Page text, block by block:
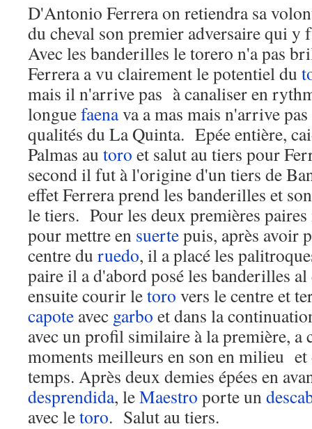
D'Antonio Ferrera on retiendra sa
du cheval son premier adversaire qui y
Avec les banderilles le torero n'a pas
Ferrera a vu clairement le potentiel du
mais il n'arrive pas à canaliser en
longuefaenava a mas mais n'arrive pas
qualités du La Quinta. Epée entière,
Palmas au toro et salut au tiers pour
second il fut à l'origine d'un tiers de
effet Ferrera prend les banderilles et
le tiers. Pour les deux premières
pour mettre en suertepuis, après avoir
centre du ruedo, il a placé les
paire il a d'abord posé les banderilles al
ensuite courir letoro vers le centre et
capote avec garbo et dans la
avec un profil similaire à la première, a
moments meilleurs en son en milieu et
temps. Après deux demies épées en
desprendida, leMaestro porte un
avec letoro. Salut au tiers.